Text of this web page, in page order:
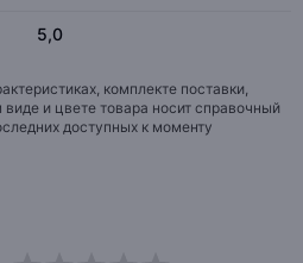
5,0
комплекте поставки,
и цвете товара носит справочный
доступных к моменту